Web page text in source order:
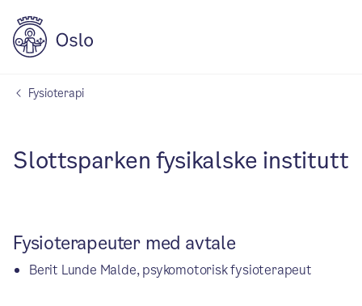
Fysioterapi
Slottsparken fysikalske institutt
Fysioterapeuter med avtale
Berit Lunde Malde, psykomotorisk fysioterapeut